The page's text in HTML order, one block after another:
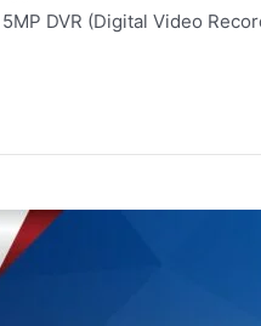
DVR (Digital Video